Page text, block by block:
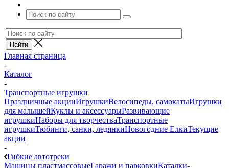
Главная страница
-
Каталог
-
Транспортные игрушки
Праздничные акцииИгрушкиВелосипеды, самокатыИгрушки
для малышейКуклы и аксессуарыРазвивающие
игрушкиНаборы для творчестваТранспортные
игрушкиТюбинги, санки, ледянкиНовогодние ЕлкиТекущие
акции
-
Гибкие автотреки
Машины пластмассовыеГаражи и парковкиКаталки-